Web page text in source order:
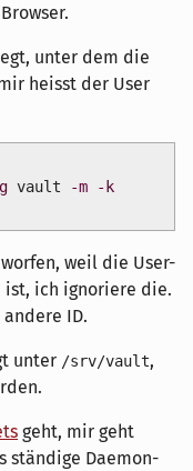
unter dem die
heisst der User
vault -m
-k
weil die User-
ist, ich ignoriere die.
ID.
unter /srv/vault,
geht, mir geht
ständige Daemon-